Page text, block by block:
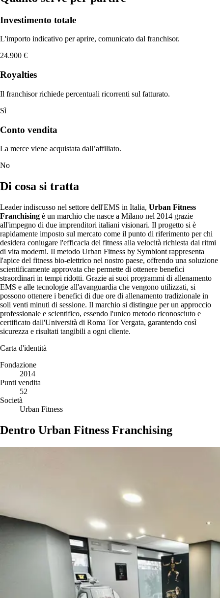
Investimento totale
L'importo indicativo per aprire, comunicato dal franchisor.
24.900 €
Royalties
Il franchisor richiede percentuali ricorrenti sul fatturato.
Sì
Conto vendita
La merce viene acquistata dall’affiliato.
No
Di cosa si tratta
Leader indiscusso nel settore dell'EMS in Italia, Urban Fitness
Franchising è un marchio che nasce a Milano nel 2014 grazie
all'impegno di due imprenditori italiani visionari. Il progetto si è
rapidamente imposto sul mercato come il punto di riferimento per chi
desidera coniugare l'efficacia del fitness alla velocità richiesta dai ritmi
di vita moderni. Il metodo Urban Fitness by Symbiont rappresenta
l'apice del fitness bio-elettrico nel nostro paese, offrendo una soluzione
scientificamente approvata che permette di ottenere benefici
straordinari in tempi ridotti. Grazie ai suoi programmi di allenamento
EMS e alle tecnologie all'avanguardia che vengono utilizzati, si
possono ottenere i benefici di due ore di allenamento tradizionale in
soli venti minuti di sessione. Il marchio si distingue per un approccio
professionale e scientifico, essendo l'unico metodo riconosciuto e
certificato dall'Università di Roma Tor Vergata, garantendo così
sicurezza e risultati tangibili a ogni cliente.
Carta d'identità
Fondazione
2014
Punti vendita
52
Società
Urban Fitness
Dentro Urban Fitness Franchising